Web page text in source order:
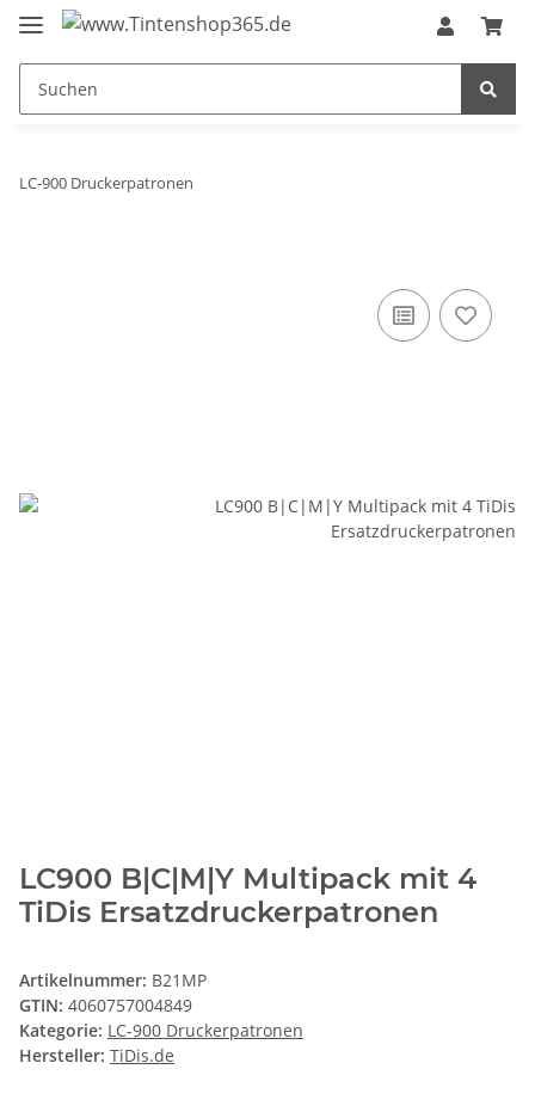
LC-900 Druckerpatronen
LC900 B|C|M|Y Multipack mit 4
TiDis Ersatzdruckerpatronen
Artikelnummer: B21MP
GTIN: 4060757004849
Kategorie: LC-900 Druckerpatronen
Hersteller: TiDis.de